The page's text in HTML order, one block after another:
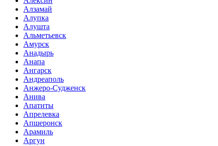
Алзамай
Алупка
Алушта
Альметьевск
Амурск
Анадырь
Анапа
Ангарск
Андреаполь
Анжеро-Судженск
Анива
Апатиты
Апрелевка
Апшеронск
Арамиль
Аргун